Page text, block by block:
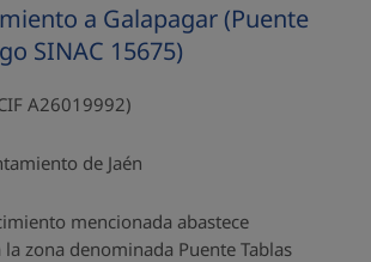
a Galapagar (Puente
SINAC 15675)
A26019992)
de Jaén
mencionada abastece
zona denominada Puente Tablas